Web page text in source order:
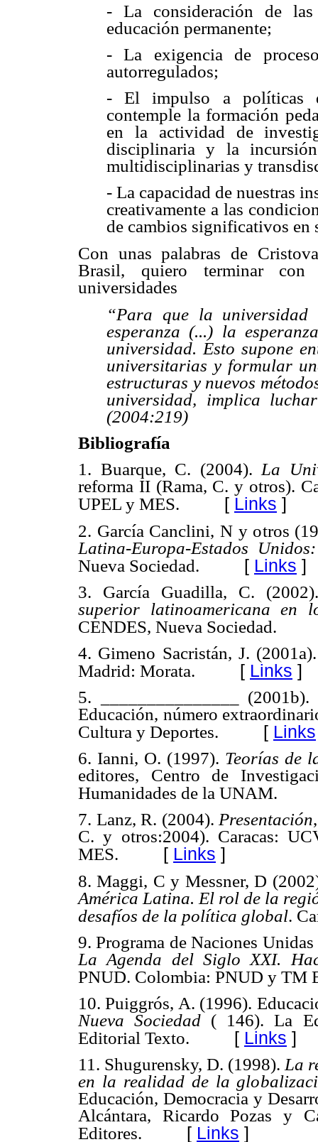
- La consideración de
educación permanente;
- La exigencia de
autorregulados;
- El impulso a políticas
contemple la formación
en la actividad de
disciplinaria y la
multidisciplinarias y
- La capacidad de nuestras
creativamente a las
de cambios significativos en
Con unas palabras de
Brasil, quiero terminar con
universidades
“Para que la
esperanza (...) la
universidad. Esto supone
universitarias y formular
estructuras y nuevos
universidad, implica
(2004:219)
Bibliografía
1. Buarque, C. (2004). La
reforma II (Rama, C. y otros).
UPEL y MES. [ Links ]
2. García Canclini, N y otros
Latina-Europa-Estados
Nueva Sociedad. [ Links ]
3. García Guadilla, C.
superior latinoamericana en
CENDES, Nueva Sociedad.
4. Gimeno Sacristán, J.
Madrid: Morata. [ Links ]
5. _______________ (2001b).
Educación, número
Cultura y Deportes. [ Links
6. Ianni, O. (1997). Teorías de
editores, Centro de
Humanidades de la UNAM.
7. Lanz, R. (2004).Presentación
C. y otros:2004). Caracas:
MES. [ Links ]
8. Maggi, C y Messner, D
América Latina. El rol de la
desafíos de la política global.
9. Programa de Naciones
La Agenda del Siglo XXI.
PNUD. Colombia: PNUD y TM
10. Puiggrós, A. (1996).
Nueva Sociedad ( 146). La
Editorial Texto. [ Links ]
11. Shugurensky, D. (1998). La
en la realidad de la
Educación, Democracia y
Alcántara, Ricardo Pozas y
Editores. [ Links ]